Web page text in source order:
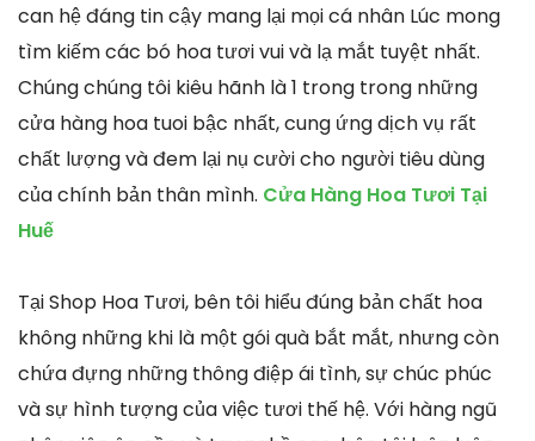
can hệ đáng tin cậy mang lại mọi cá nhân Lúc mong
tìm kiếm các bó hoa tươi vui và lạ mắt tuyệt nhất.
Chúng chúng tôi kiêu hãnh là 1 trong trong những
cửa hàng hoa tuoi bậc nhất, cung ứng dịch vụ rất
chất lượng và đem lại nụ cười cho người tiêu dùng
của chính bản thân mình. Cửa Hàng Hoa Tươi Tại
Huế
Tại Shop Hoa Tươi, bên tôi hiểu đúng bản chất hoa
không những khi là một gói quà bắt mắt, nhưng còn
chứa đựng những thông điệp ái tình, sự chúc phúc
và sự hình tượng của việc tươi thế hệ. Với hàng ngũ